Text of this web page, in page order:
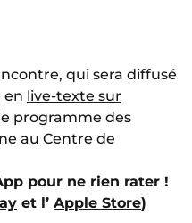
qui sera diffusé
en live-texte sur
programme des
au Centre de
pour ne rien rater !
et l’ Apple Store)